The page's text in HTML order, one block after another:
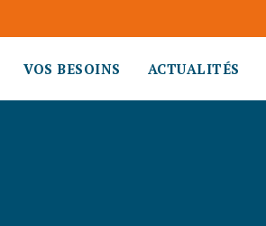
VOS BESOINS ACTUALITÉS